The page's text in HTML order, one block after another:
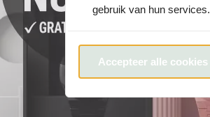
gebruik van hun services.
Accepteer alle cookies